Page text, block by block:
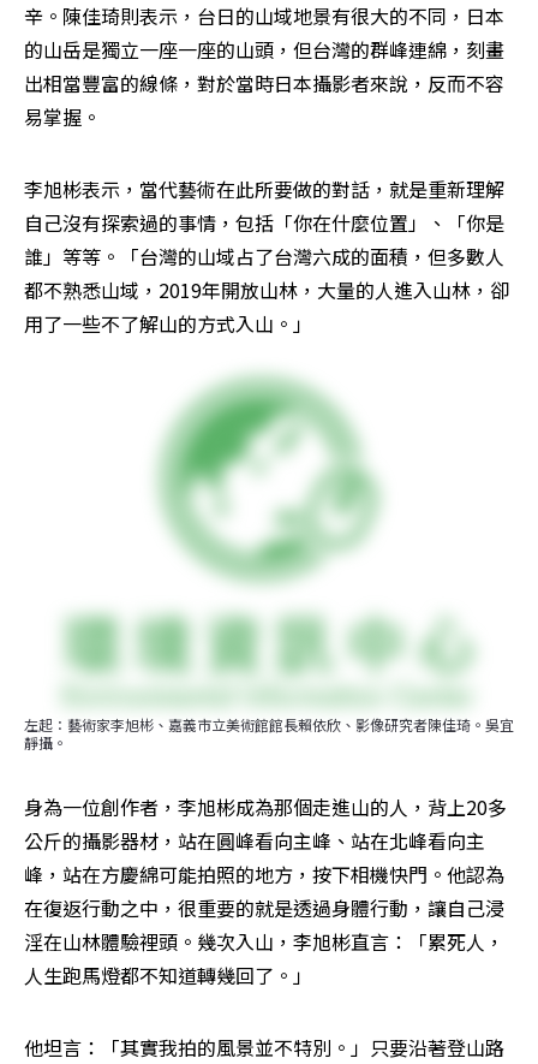
辛。陳佳琦則表示，台日的山域地景有很大的不同，日本
的山岳是獨立一座一座的山頭，但台灣的群峰連綿，刻畫
出相當豐富的線條，對於當時日本攝影者來說，反而不容
易掌握。
李旭彬表示，當代藝術在此所要做的對話，就是重新理解
自己沒有探索過的事情，包括「你在什麼位置」、「你是
誰」等等。「台灣的山域占了台灣六成的面積，但多數人
都不熟悉山域，2019年開放山林，大量的人進入山林，卻
用了一些不了解山的方式入山。」
左起：藝術家李旭彬、嘉義市立美術館館長賴依欣、影像研究者陳佳琦。吳宜
靜攝。
身為一位創作者，李旭彬成為那個走進山的人，背上20多
公斤的攝影器材，站在圓峰看向主峰、站在北峰看向主
峰，站在方慶綿可能拍照的地方，按下相機快門。他認為
在復返行動之中，很重要的就是透過身體行動，讓自己浸
淫在山林體驗裡頭。幾次入山，李旭彬直言：「累死人，
人生跑馬燈都不知道轉幾回了。」
他坦言：「其實我拍的風景並不特別。」只要沿著登山路